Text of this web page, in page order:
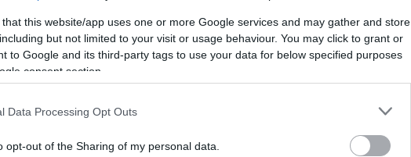
that this website/app uses one or more Google services and may gather and store
but not limited to your visit or usage behaviour. You may click to grant or
to Google and its third-party tags to use your data for below specified purposes
consent section.
Data Processing Opt Outs
opt-out of the Sharing of my personal data.
febrero a las 21:00 horas. ¿Quién jugará en los
presente Lisci? A continuación, las posibles
Suárez (Juan Iglesias), Djené, Mitrovic, Jorge